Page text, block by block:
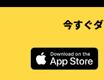
今すぐ